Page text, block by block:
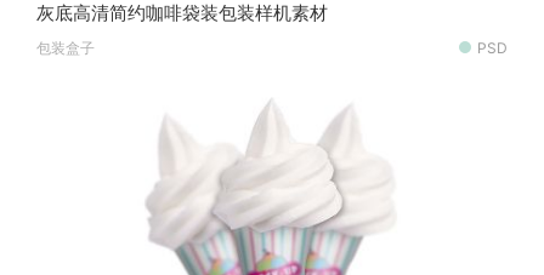
灰底高清简约咖啡袋装包装样机素材
包装盒子 PSD